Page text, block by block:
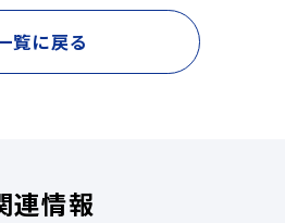
覧に戻る
連情報